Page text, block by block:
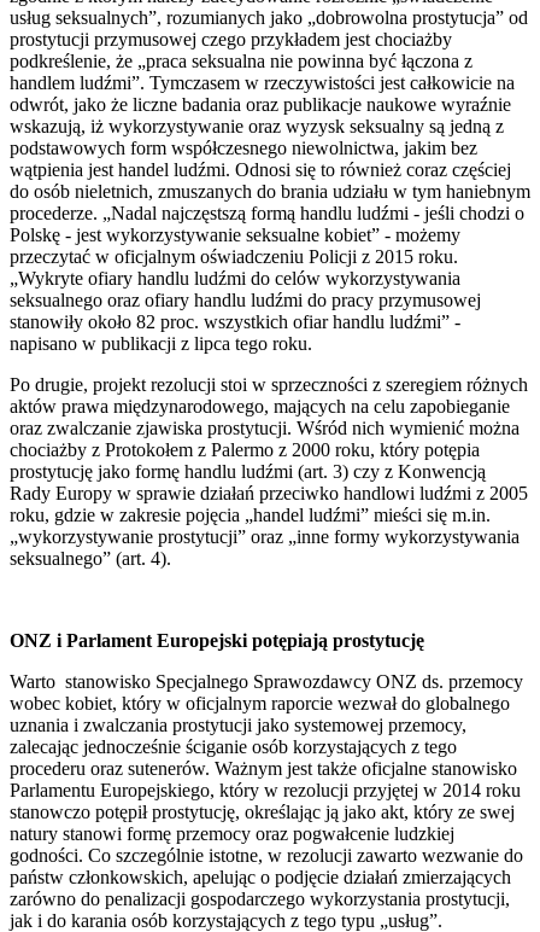
usług seksualnych”, rozumianych jako „dobrowolna prostytucja” od
prostytucji przymusowej czego przykładem jest chociażby
podkreślenie, że „praca seksualna nie powinna być łączona z
handlem ludźmi”. Tymczasem w rzeczywistości jest całkowicie na
odwrót, jako że liczne badania oraz publikacje naukowe wyraźnie
wskazują, iż wykorzystywanie oraz wyzysk seksualny są jedną z
podstawowych form współczesnego niewolnictwa, jakim bez
wątpienia jest handel ludźmi. Odnosi się to również coraz częściej
do osób nieletnich, zmuszanych do brania udziału w tym haniebnym
procederze. „Nadal najczęstszą formą handlu ludźmi - jeśli chodzi o
Polskę - jest wykorzystywanie seksualne kobiet” - możemy
przeczytać w oficjalnym oświadczeniu Policji z 2015 roku.
„Wykryte ofiary handlu ludźmi do celów wykorzystywania
seksualnego oraz ofiary handlu ludźmi do pracy przymusowej
stanowiły około 82 proc. wszystkich ofiar handlu ludźmi” -
napisano w publikacji z lipca tego roku.
Po drugie, projekt rezolucji stoi w sprzeczności z szeregiem różnych
aktów prawa międzynarodowego, mających na celu zapobieganie
oraz zwalczanie zjawiska prostytucji. Wśród nich wymienić można
chociażby z Protokołem z Palermo z 2000 roku, który potępia
prostytucję jako formę handlu ludźmi (art. 3) czy z Konwencją
Rady Europy w sprawie działań przeciwko handlowi ludźmi z 2005
roku, gdzie w zakresie pojęcia „handel ludźmi” mieści się m.in.
„wykorzystywanie prostytucji” oraz „inne formy wykorzystywania
seksualnego” (art. 4).
ONZ i Parlament Europejski potępiają prostytucję
Warto stanowisko Specjalnego Sprawozdawcy ONZ ds. przemocy
wobec kobiet, który w oficjalnym raporcie wezwał do globalnego
uznania i zwalczania prostytucji jako systemowej przemocy,
zalecając jednocześnie ściganie osób korzystających z tego
procederu oraz sutenerów. Ważnym jest także oficjalne stanowisko
Parlamentu Europejskiego, który w rezolucji przyjętej w 2014 roku
stanowczo potępił prostytucję, określając ją jako akt, który ze swej
natury stanowi formę przemocy oraz pogwałcenie ludzkiej
godności. Co szczególnie istotne, w rezolucji zawarto wezwanie do
państw członkowskich, apelując o podjęcie działań zmierzających
zarówno do penalizacji gospodarczego wykorzystania prostytucji,
jak i do karania osób korzystających z tego typu „usług”.